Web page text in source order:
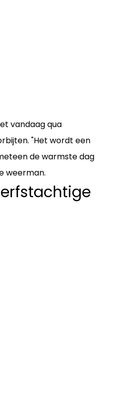
vandaag qua
"Het wordt een
de warmste dag
weerman.